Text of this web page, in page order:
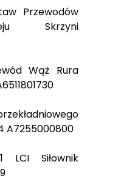
Przewodów
Skrzyni
Wąż Rura
A7255000800
LCI Siłownik